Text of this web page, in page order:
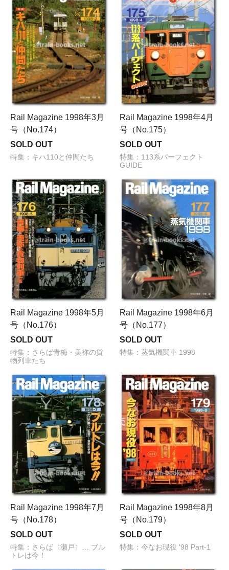
Rail Magazine 1998年3月
号（No.174）
SOLD OUT
特集：キハ110と仲間たち
Rail Magazine 1998年4月
号（No.175）
SOLD OUT
特集：113系パーフェクト
GUIDE
Rail Magazine 1998年5月
号（No.176）
SOLD OUT
特集：さらば青梅・美祢の貨
物列車たち
Rail Magazine 1998年6月
号（No.177）
SOLD OUT
特集：蒸気機関車 1998
Rail Magazine 1998年7月
号（No.178）
SOLD OUT
特集：さらば〈瀬戸〉… ブル
トレは今！
Rail Magazine 1998年8月
号（No.179）
SOLD OUT
特集：今なお現役 '98 Part-1